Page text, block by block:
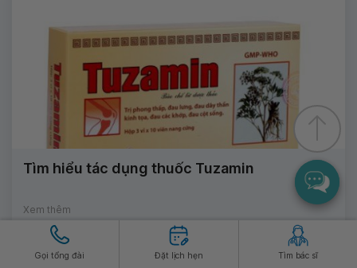
Tìm hiểu tác dụng thuốc Tuzamin
Xem thêm
Gọi tổng đài Đặt lịch hẹn Tìm bác sĩ